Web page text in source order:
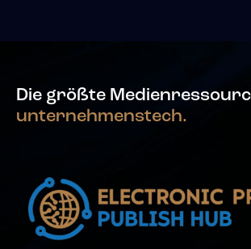
Die größte
unternehmenstech.